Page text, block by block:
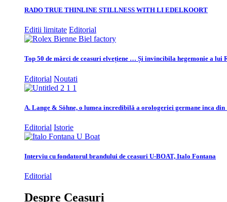
RADO TRUE THINLINE STILLNESS WITH LI EDELKOORT
Editii limitate Editorial
Top 50 de mărci de ceasuri elvețiene … Și invincibila hegemonie a lui
Editorial Noutati
A. Lange & Söhne, o lumea incredibilă a orologeriei germane inca din
Editorial Istorie
Interviu cu fondatorul brandului de ceasuri U-BOAT, Italo Fontana
Editorial
Despre Ceasuri